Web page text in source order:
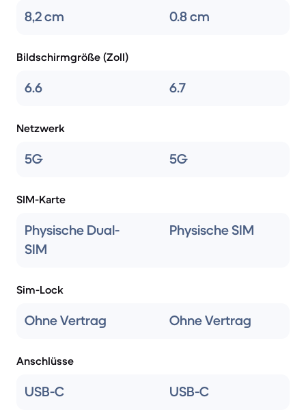
8,2 cm 0.8 cm
Bildschirmgröße (Zoll)
6.6 6.7
Netzwerk
5G 5G
SIM-Karte
Physische Dual-
SIM
Physische SIM
Sim-Lock
Ohne Vertrag Ohne Vertrag
Anschlüsse
USB-C USB-C